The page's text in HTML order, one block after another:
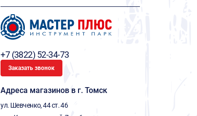
+7 (3822) 52-34-73
Заказать звонок
Адреса магазинов в г. Томск
ул. Шевченко, 44 ст. 46